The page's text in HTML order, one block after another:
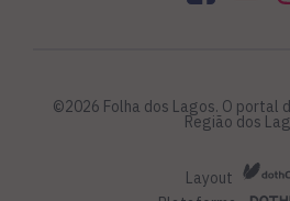
©2026 Folha dos Lagos. O portal
Região dos
Layout